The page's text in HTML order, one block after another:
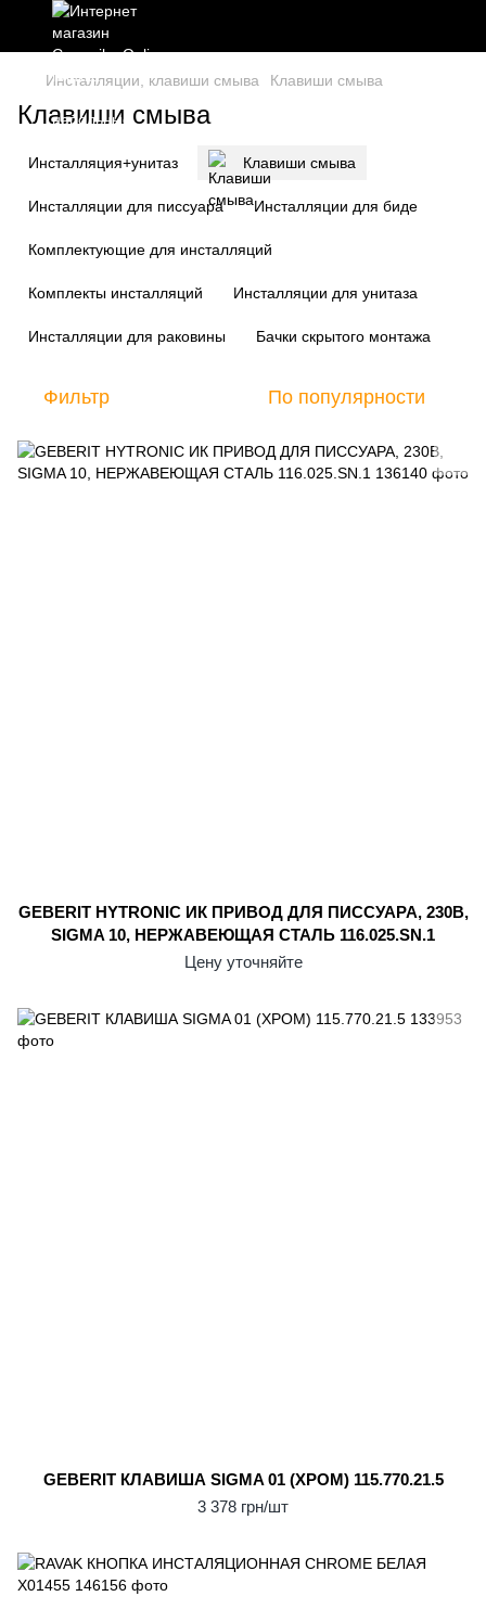
Инсталляции, клавиши смыва Клавиши смыва
Клавиши смыва
Инсталляция+унитаз Клавиши смыва
Инсталляции для писсуара Инсталляции для биде
Комплектующие для инсталляций
Комплекты инсталляций Инсталляции для унитаза
Инсталляции для раковины Бачки скрытого монтажа
Фильтр По популярности
GEBERIT HYTRONIC ИК ПРИВОД ДЛЯ ПИССУАРА, 230В,
SIGMA 10, НЕРЖАВЕЮЩАЯ СТАЛЬ 116.025.SN.1
Цену уточняйте
GEBERIT КЛАВИША SIGMA 01 (ХРОМ) 115.770.21.5
3 378 грн/шт